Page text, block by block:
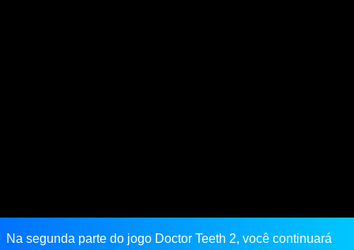
Na segunda parte do jogo Doctor Teeth 2, você continuará